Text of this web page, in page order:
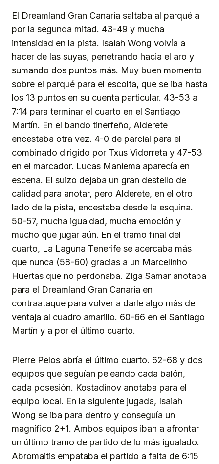
El Dreamland Gran Canaria saltaba al parqué a
por la segunda mitad. 43-49 y mucha
intensidad en la pista. Isaiah Wong volvía a
hacer de las suyas, penetrando hacia el aro y
sumando dos puntos más. Muy buen momento
sobre el parqué para el escolta, que se iba hasta
los 13 puntos en su cuenta particular. 43-53 a
7:14 para terminar el cuarto en el Santiago
Martín. En el bando tinerfeño, Alderete
encestaba otra vez. 4-0 de parcial para el
combinado dirigido por Txus Vidorreta y 47-53
en el marcador. Lucas Maniema aparecía en
escena. El suizo dejaba un gran destello de
calidad para anotar, pero Alderete, en el otro
lado de la pista, encestaba desde la esquina.
50-57, mucha igualdad, mucha emoción y
mucho que jugar aún. En el tramo final del
cuarto, La Laguna Tenerife se acercaba más
que nunca (58-60) gracias a un Marcelinho
Huertas que no perdonaba. Ziga Samar anotaba
para el Dreamland Gran Canaria en
contraataque para volver a darle algo más de
ventaja al cuadro amarillo. 60-66 en el Santiago
Martín y a por el último cuarto.
Pierre Pelos abría el último cuarto. 62-68 y dos
equipos que seguían peleando cada balón,
cada posesión. Kostadinov anotaba para el
equipo local. En la siguiente jugada, Isaiah
Wong se iba para dentro y conseguía un
magnífico 2+1. Ambos equipos iban a afrontar
un último tramo de partido de lo más igualado.
Abromaitis empataba el partido a falta de 6:15